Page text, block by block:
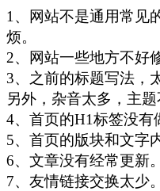
1、网站不是通用常见
烦。
2、网站一些地方不好
3、之前的标题写法，
另外，杂音太多，主题
4、首页的H1标签没有
5、首页的版块和文字
6、文章没有经常更新。
7、友情链接交换太少。